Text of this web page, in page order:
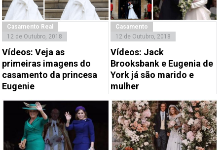
Casamento Real
12 de Outubro, 2018
Vídeos: Veja as
primeiras imagens do
casamento da princesa
Eugenie
Casamento
12 de Outubro, 2018
Vídeos: Jack
Brooksbank e Eugenia de
York já são marido e
mulher